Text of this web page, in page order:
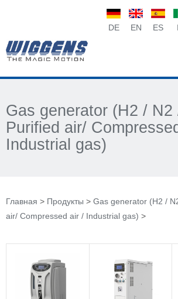
DE EN ES
Gas generator (H2 /
Purified air/
Industrial gas)
Главная > Продукты > Gas generator (H2 /
air/ Compressed air / Industrial gas) >